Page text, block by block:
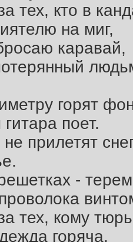
тех, кто в
на миг,
каравай,
горят
поет.
прилетят
-
тех, кому
горяча,